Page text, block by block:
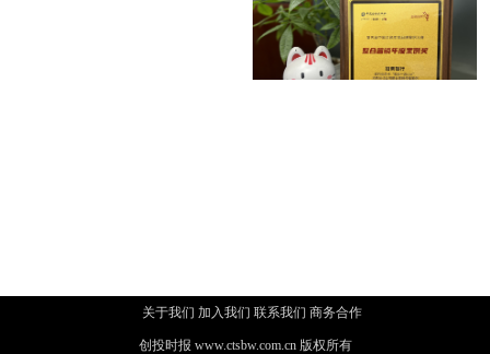
席中国电动汽车百人会论坛
基建优秀实践单位”，赋能
关于我们 加入我们 联系我们 商务合作
创投时报 www.ctsbw.com.cn 版权所有